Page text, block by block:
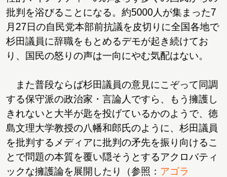
批判を浴びることになる。約5000人が集まった7
月27日の自民党本部前抗議を皮切りに全国各地で
杉田議員に辞職をもとめるデモが起き続けてお
り、国民の怒りの声は一向にやむ気配はない。
また普段ならば杉田議員の意見にこぞって同調
する保守派の政治家・言論人ですら、もう擁護し
きれないと大半が匙を投げているかのようで、徳
島文理大学教授の八幡和郎氏のように、杉田議員
を批判するメディアに批判の矛先を振り向けるこ
とで問題の本質を覆い隠そうとするアクロバティ
ックな擁護論を展開したり（参照： アゴラ